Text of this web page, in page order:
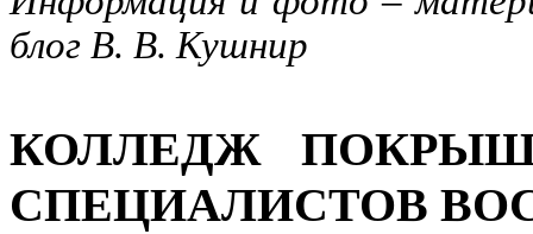
блог В. В. Кушнир
КОЛЛЕДЖ
СПЕЦИАЛИСТОВ